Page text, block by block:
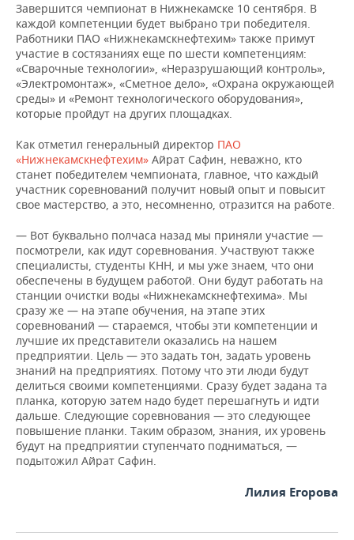
Завершится чемпионат в Нижнекамске 10 сентября. В
каждой компетенции будет выбрано три победителя.
Работники ПАО «Нижнекамскнефтехим» также примут
участие в состязаниях еще по шести компетенциям:
«Сварочные технологии», «Неразрушающий контроль»,
«Электромонтаж», «Сметное дело», «Охрана окружающей
среды» и «Ремонт технологического оборудования»,
которые пройдут на других площадках.
Как отметил генеральный директор ПАО
«Нижнекамскнефтехим» Айрат Сафин, неважно, кто
станет победителем чемпионата, главное, что каждый
участник соревнований получит новый опыт и повысит
свое мастерство, а это, несомненно, отразится на работе.
— Вот буквально полчаса назад мы приняли участие —
посмотрели, как идут соревнования. Участвуют также
специалисты, студенты КНН, и мы уже знаем, что они
обеспечены в будущем работой. Они будут работать на
станции очистки воды «Нижнекамскнефтехима». Мы
сразу же — на этапе обучения, на этапе этих
соревнований — стараемся, чтобы эти компетенции и
лучшие их представители оказались на нашем
предприятии. Цель — это задать тон, задать уровень
знаний на предприятиях. Потому что эти люди будут
делиться своими компетенциями. Сразу будет задана та
планка, которую затем надо будет перешагнуть и идти
дальше. Следующие соревнования — это следующее
повышение планки. Таким образом, знания, их уровень
будут на предприятии ступенчато подниматься, —
подытожил Айрат Сафин.
Лилия Егорова